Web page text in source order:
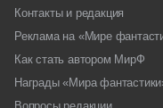
Контакты и редакция
Реклама на «Мире
Как стать автором МирФ
Награды «Мира